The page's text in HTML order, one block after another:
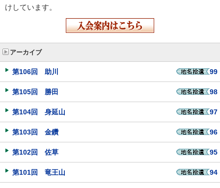
けしています。
アーカイブ
第106回 助川 99
第105回 勝田 98
第104回 身延山 97
第103回 金鑽 96
第102回 佐草 95
第101回 竜王山 94